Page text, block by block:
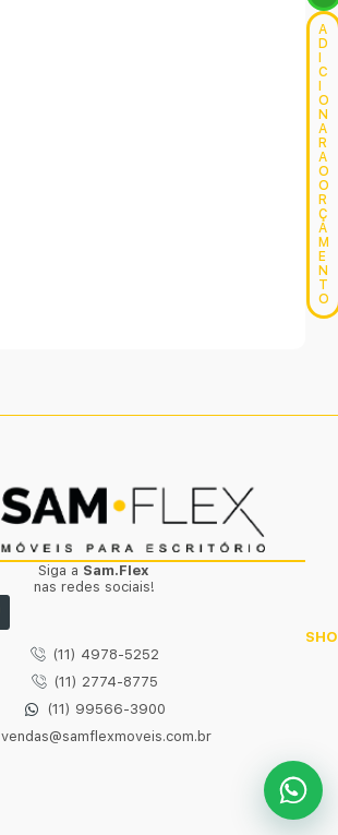
A
D
C
O
N
A
R
A
O
O
R
Ç
A
M
E
N
T
O
Siga a Sam.Flex
nas redes sociais!
(11) 4978-5252
(11) 2774-8775
(11) 99566-3900
vendas@samflexmoveis.com.br